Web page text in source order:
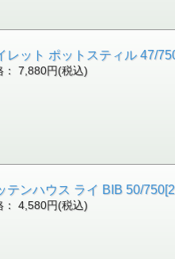
レット ポットスティル 47/
： 7,880円(税込)
テンハウス ライ BIB 50/
： 4,580円(税込)